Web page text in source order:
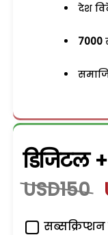
देश
7000
डिजिटल
USD150